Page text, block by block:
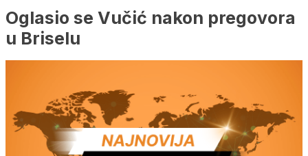
Oglasio se Vučić nakon pregovora
u Briselu